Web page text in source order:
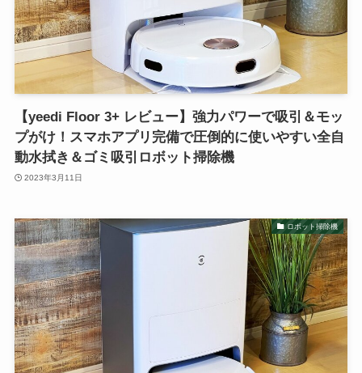
【yeedi Floor 3+ レビュー】強力パワーで吸引＆モッ
プがけ！スマホアプリ完備で圧倒的に使いやすい全自
動水拭き＆ゴミ吸引ロボット掃除機
2023年3月11日
ロボット掃除機